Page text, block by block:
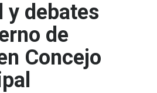
y debates
de
Concejo